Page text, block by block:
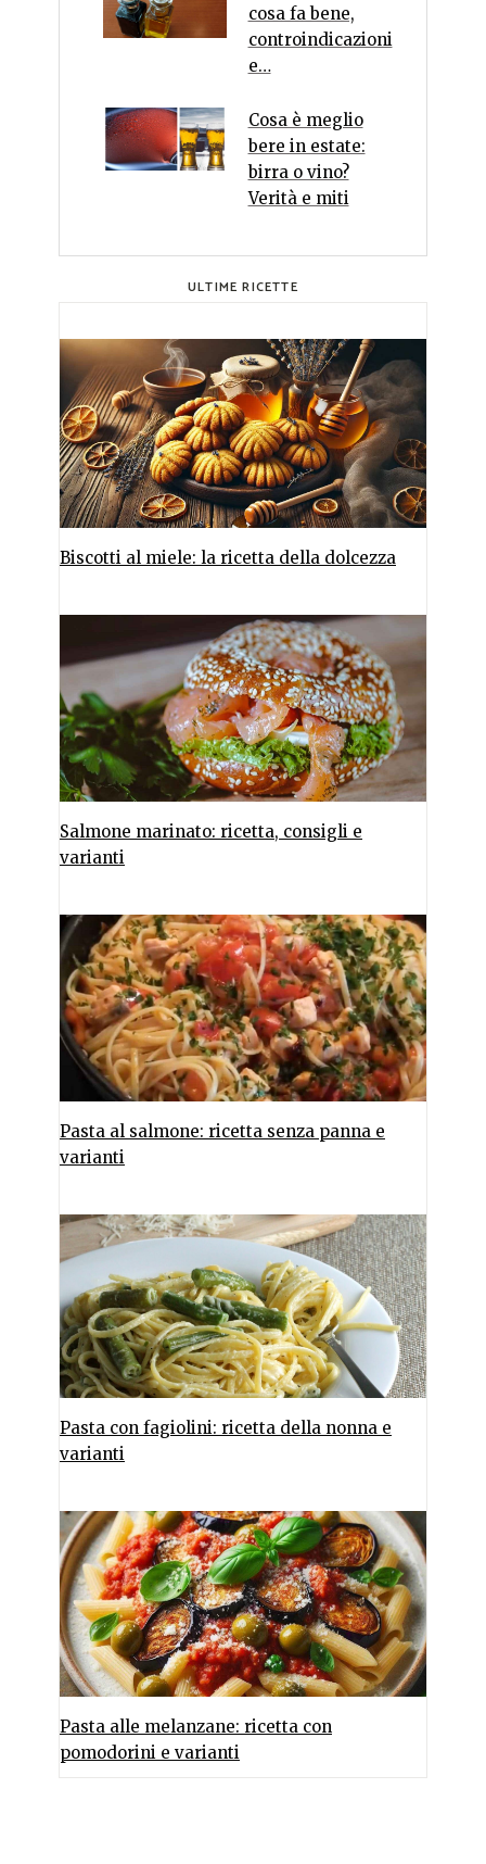
cosa fa bene,
controindicazioni
e…
Cosa è meglio
bere in estate:
birra o vino?
Verità e miti
ULTIME RICETTE
Biscotti al miele: la ricetta della dolcezza
Salmone marinato: ricetta, consigli e
varianti
Pasta al salmone: ricetta senza panna e
varianti
Pasta con fagiolini: ricetta della nonna e
varianti
Pasta alle melanzane: ricetta con
pomodorini e varianti